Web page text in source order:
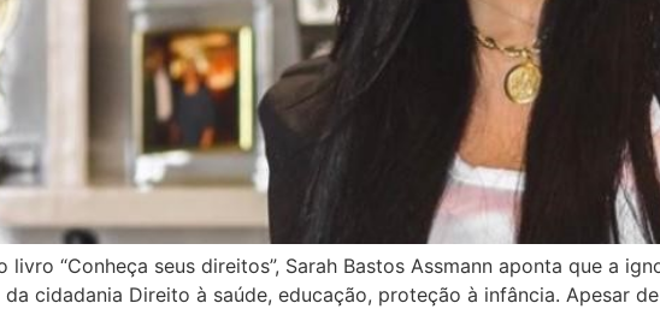
livro “Conheça seus direitos”, Sarah Bastos Assmann aponta que a
cidadania Direito à saúde, educação, proteção à infância. Apesar